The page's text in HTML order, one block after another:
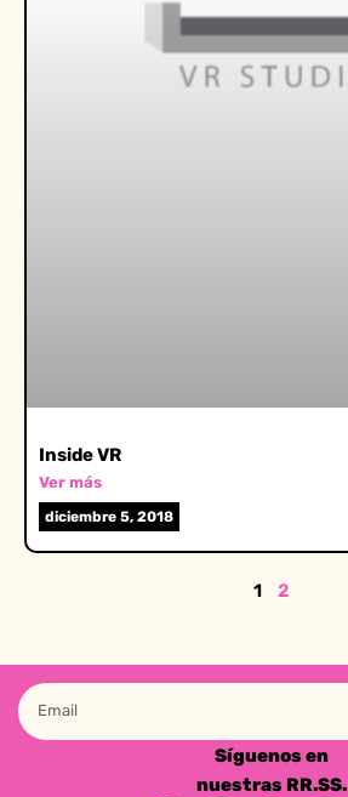
Inside VR
Ver más
diciembre 5, 2018
1 2
Síguenos en
nuestras RR.SS.